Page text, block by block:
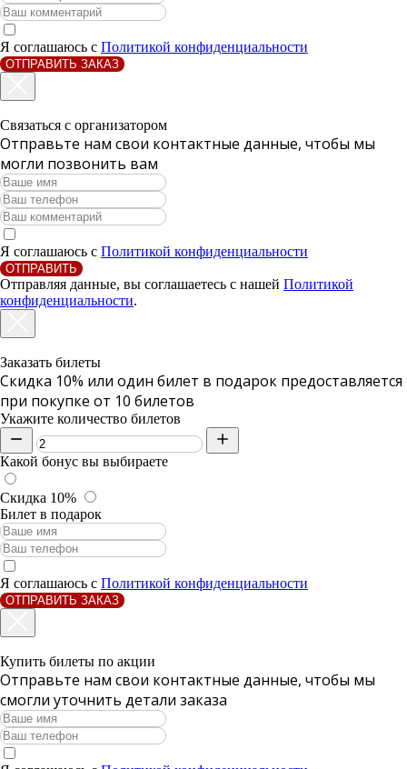
Я соглашаюсь с Политикой конфиденциальности
ОТПРАВИТЬ ЗАКАЗ
Связаться с организатором
Отправьте нам свои контактные данные, чтобы мы
могли позвонить вам
Я соглашаюсь с Политикой конфиденциальности
ОТПРАВИТЬ
Отправляя данные, вы соглашаетесь с нашей Политикой
конфиденциальности.
Заказать билеты
Скидка 10% или один билет в подарок предоставляется
при покупке от 10 билетов
Укажите количество билетов
Какой бонус вы выбираете
Скидка 10%
Билет в подарок
Я соглашаюсь с Политикой конфиденциальности
ОТПРАВИТЬ ЗАКАЗ
Купить билеты по акции
Отправьте нам свои контактные данные, чтобы мы
смогли уточнить детали заказа